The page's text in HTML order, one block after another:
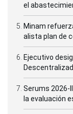
el
Minam
alista plan de
Ejecutivo
Serums 2026-
la evaluación